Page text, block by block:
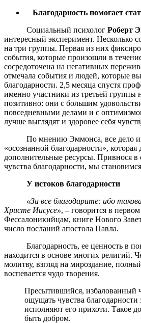
Благодарность помогает
Социальный психолог Роберт
интересный эксперимент. Несколько
на три группы. Первая из них
события, которые произошли в
сосредоточена на негативных
отмечала события и людей, которые
благодарности. 2,5 месяца спустя
именно участники из третьей группы
позитивно: они с большим
повседневными делами и с
лучше выглядят и здоровее себя
По мнению Эммонса, все дело
«осознанной благодарности», которая
дополнительные ресурсы. Привнося
чувства благодарности, мы
У истоков благодарности
«За все благодарите: ибо такова
Христе Иисусе», – говорится в
Фессалоникийцам, книге Нового
число посланий апостола Павла.
Благодарность, ее ценность в
находится в основе многих религий.
молитву, взгляд на мироздание,
воспевается чудо творения.
Пресытившийся, избалованный
ощущать чувства благодарности
исполняют его прихоти. Такое
быть добром.